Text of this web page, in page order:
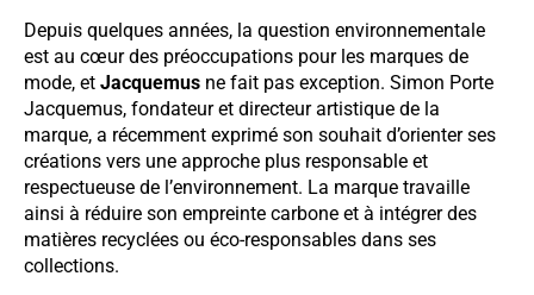
Depuis quelques années, la question environnementale
est au cœur des préoccupations pour les marques de
mode, et Jacquemus ne fait pas exception. Simon Porte
Jacquemus, fondateur et directeur artistique de la
marque, a récemment exprimé son souhait d’orienter ses
créations vers une approche plus responsable et
respectueuse de l’environnement. La marque travaille
ainsi à réduire son empreinte carbone et à intégrer des
matières recyclées ou éco-responsables dans ses
collections.